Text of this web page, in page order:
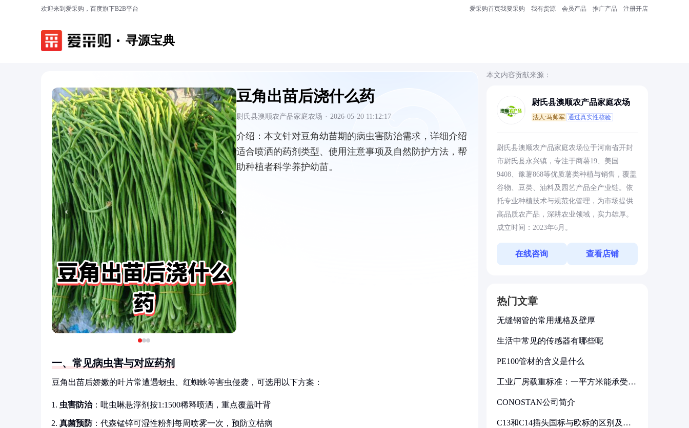
欢迎来到爱采购，百度旗下B2B平台 爱采购首页我要采购 我有货源 会员产品 推广产品 注册开店
寻源宝典
‹ ›
豆角出苗后浇什么药
尉氏县澳顺农产品家庭农场 · 2026-05-20 11:12:17
介绍： 本文针对豆角幼苗期的病虫害防治需求，详细介绍
适合喷洒的药剂类型、使用注意事项及自然防护方法，帮
助种植者科学养护幼苗。
一、常见病虫害与对应药剂
豆角出苗后娇嫩的叶片常遭遇蚜虫、红蜘蛛等害虫侵袭，可选用以下方案：
虫害防治：吡虫啉悬浮剂按1:1500稀释喷洒，重点覆盖叶背
真菌预防：代森锰锌可湿性粉剂每周喷雾一次，预防立枯病
本文内容贡献来源：
尉氏县澳顺农产品家庭农场
法人:马帅军 通过真实性核验
尉氏县澳顺农产品家庭农场位于河南省开封
市尉氏县永兴镇，专注于商薯19、美国
9408、豫薯868等优质薯类种植与销售，覆盖
谷物、豆类、油料及园艺产品全产业链。依
托专业种植技术与规范化管理，为市场提供
高品质农产品，深耕农业领域，实力雄厚。
成立时间：2023年6月。
在线咨询 查看店铺
热门文章
无缝钢管的常用规格及壁厚
生活中常见的传感器有哪些呢
PE100管材的含义是什么
工业厂房载重标准：一平方米能承受多
CONOSTAN公司简介
C13和C14插头国标与欧标的区别及其